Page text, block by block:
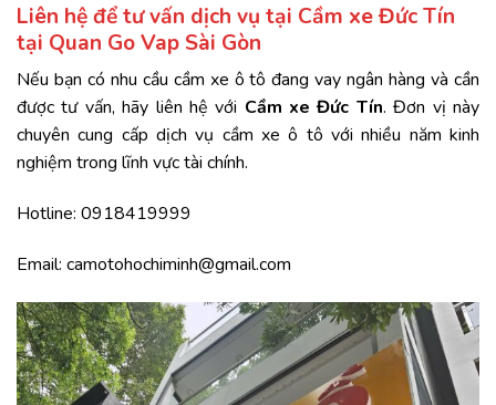
Liên hệ để tư vấn dịch vụ tại Cầm xe Đức Tín
tại Quan Go Vap Sài Gòn
Nếu bạn có nhu cầu cầm xe ô tô đang vay ngân hàng và cần
được tư vấn, hãy liên hệ với Cầm xe Đức Tín. Đơn vị này
chuyên cung cấp dịch vụ cầm xe ô tô với nhiều năm kinh
nghiệm trong lĩnh vực tài chính.
Hotline: 0918419999
Email: camotohochiminh@gmail.com